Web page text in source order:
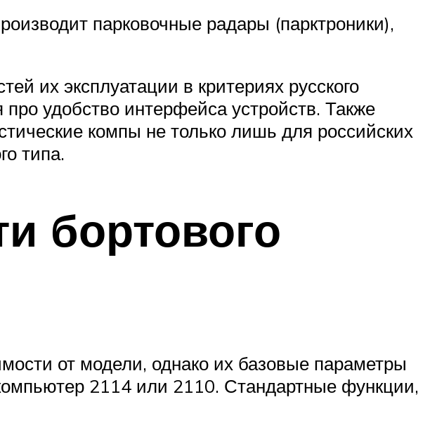
парковочные радары (парктроники),
их эксплуатации в критериях русского
удобство интерфейса устройств. Также
компы не только лишь для российских
типа.
бортового
от модели, однако их базовые параметры
2114 или 2110. Стандартные функции,